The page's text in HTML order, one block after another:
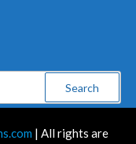
| All rights are